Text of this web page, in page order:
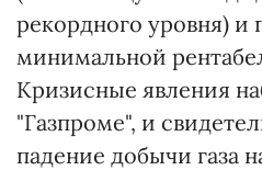
рекордного уровня) и
минимальной
Кризисные явления
"Газпроме", и
падение добычи газа